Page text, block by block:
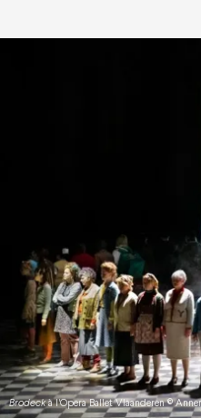
Brodeckà l'Opera Ballet Vlaanderen ©